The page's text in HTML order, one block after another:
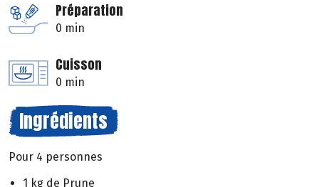
Préparation
0 min
Cuisson
0 min
Ingrédients
Pour 4 personnes
1 kg de Prune